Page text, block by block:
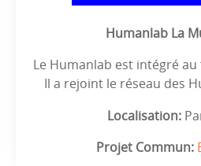
Humanlab La
Le Humanlab est intégré
Il a rejoint le réseau des
Localisation:
Projet Commun: